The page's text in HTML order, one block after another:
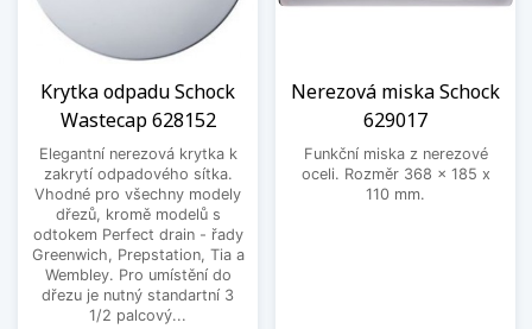
Krytka odpadu Schock
Wastecap 628152
Elegantní nerezová krytka k
zakrytí odpadového sítka.
Vhodné pro všechny modely
dřezů, kromě modelů s
odtokem Perfect drain - řady
Greenwich, Prepstation, Tia a
Wembley. Pro umístění do
dřezu je nutný standartní 3
1/2 palcový...
Nerezová miska Schock
629017
Funkční miska z nerezové
oceli. Rozměr 368 x 185 x
110 mm.